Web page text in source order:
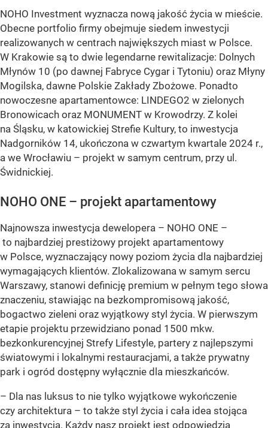
NOHO Investment wyznacza nową jakość życia w mieście.
Obecne portfolio firmy obejmuje siedem inwestycji
realizowanych w centrach największych miast w Polsce.
W Krakowie są to dwie legendarne rewitalizacje: Dolnych
Młynów 10 (po dawnej Fabryce Cygar i Tytoniu) oraz Młyny
Mogilska, dawne Polskie Zakłady Zbożowe. Ponadto
nowoczesne apartamentowce: LINDEGO2 w zielonych
Bronowicach oraz MONUMENT w Krowodrzy. Z kolei
na Śląsku, w katowickiej Strefie Kultury, to inwestycja
Nadgorników 14, ukończona w czwartym kwartale 2024 r.,
a we Wrocławiu – projekt w samym centrum, przy ul.
Świdnickiej.
NOHO ONE – projekt apartamentowy
Najnowsza inwestycja dewelopera – NOHO ONE –
to najbardziej prestiżowy projekt apartamentowy
w Polsce, wyznaczający nowy poziom życia dla najbardziej
wymagających klientów. Zlokalizowana w samym sercu
Warszawy, stanowi definicję premium w pełnym tego słowa
znaczeniu, stawiając na bezkompromisową jakość,
bogactwo zieleni oraz wyjątkowy styl życia. W pierwszym
etapie projektu przewidziano ponad 1500 mkw.
bezkonkurencyjnej Strefy Lifestyle, partery z najlepszymi
światowymi i lokalnymi restauracjami, a także prywatny
park i ogród dostępny wyłącznie dla mieszkańców.
– Dla nas luksus to nie tylko wyjątkowe wykończenie
czy architektura – to także styl życia i cała idea stojąca
za inwestycją. Każdy nasz projekt jest odpowiedzią